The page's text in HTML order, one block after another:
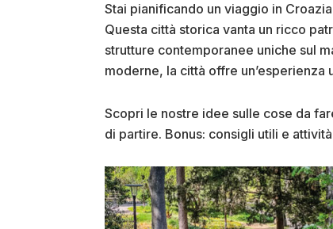
Stai pianificando un viaggio in
Questa città storica vanta un ricco
strutture contemporanee uniche sul
moderne, la città offre un’esperienza
Scopri le nostre idee sulle cose da
di partire. Bonus: consigli utili e